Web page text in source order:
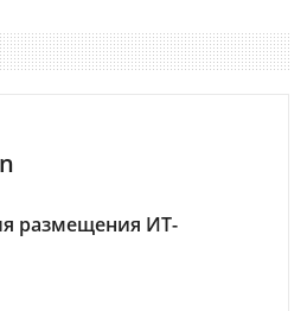
размещения ИТ-